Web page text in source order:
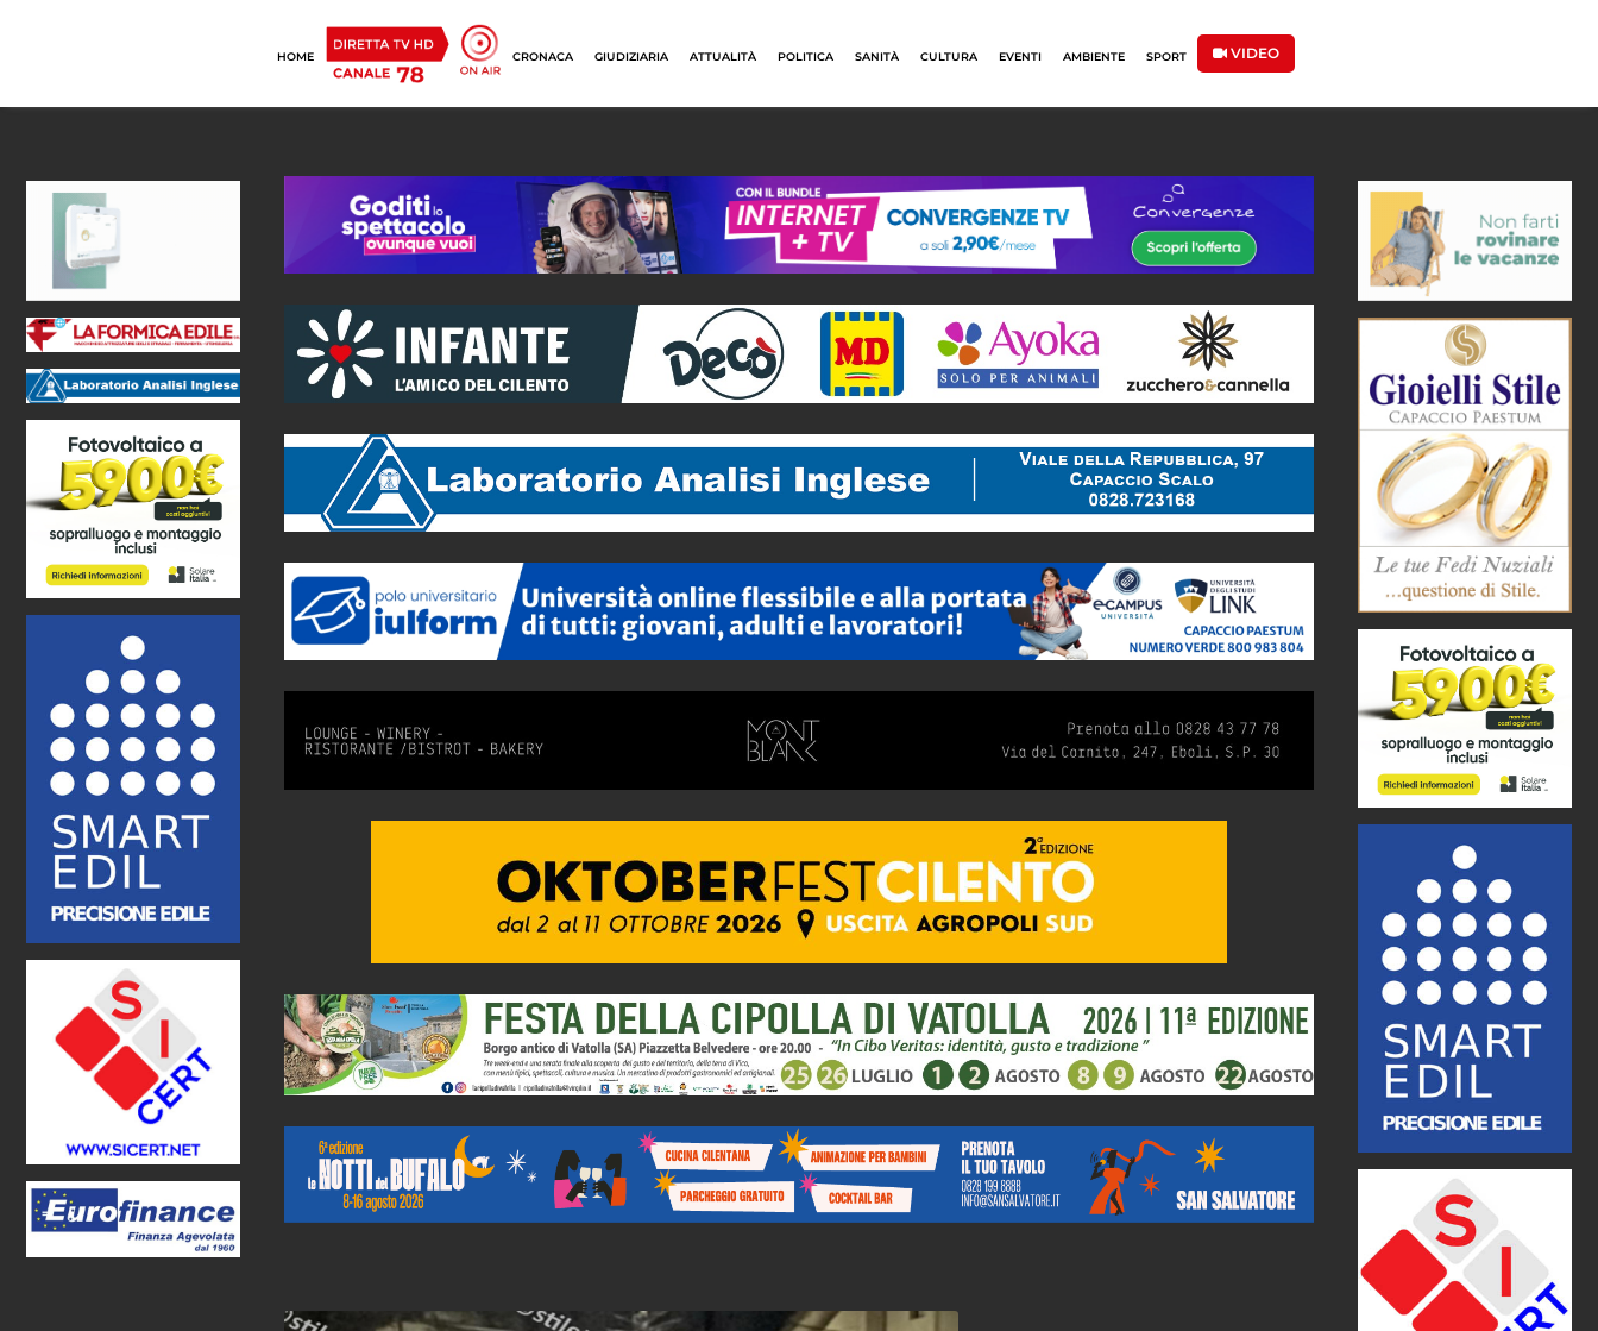
HOME CRONACA GIUDIZIARIA ATTUALITÀ POLITICA SANITÀ CULTURA EVENTI AMBIENTE SPORT VIDEO